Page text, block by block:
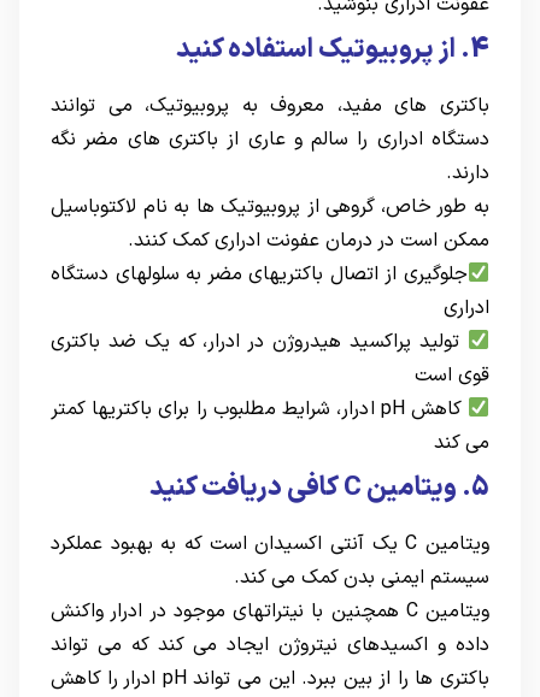
4. از پروبیوتیک استفاده کنید
باکتری های مفید، معروف به پروبیوتیک، می توانند
دستگاه ادراری را سالم و عاری از باکتری های مضر نگه
دارند.
به طور خاص، گروهی از پروبیوتیک ها به نام لاکتوباسیل
ممکن است در درمان عفونت ادراری کمک کنند.
جلوگیری از اتصال باکتریهای مضر به سلولهای دستگاه
ادراری
تولید پراکسید هیدروژن در ادرار، که یک ضد باکتری
قوی است
کاهش pH ادرار، شرایط مطلبوب را برای باکتریها کمتر
می کند
5. ویتامین C کافی دریافت کنید
ویتامین C یک آنتی اکسیدان است که به بهبود عملکرد
سیستم ایمنی بدن کمک می کند.
ویتامین C همچنین با نیتراتهای موجود در ادرار واکنش
داده و اکسیدهای نیتروژن ایجاد می کند که می تواند
باکتری ها را از بین ببرد. این می تواند pH ادرار را کاهش